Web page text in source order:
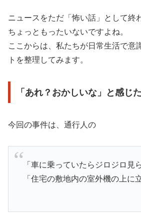
ニュースをただ「怖い話」として終
ちょっともったいないですよね。
ここからは、私たちが日常生活で意
トを整理してみます。
「あれ？おかしいな」と感じ
今回の事件は、通行人の
「車に乗っていたらジロジロ見
「住宅の敷地内の室外機の上に